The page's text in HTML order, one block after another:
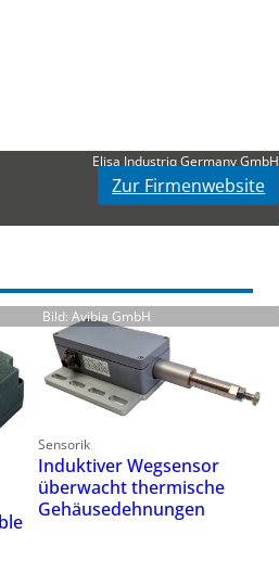
Elisa Industriq Germany GmbH
Zur Firmenwebsite
Bild: Avibia GmbH
Sensorik
Induktiver Wegsensor
überwacht thermische
Gehäusedehnungen